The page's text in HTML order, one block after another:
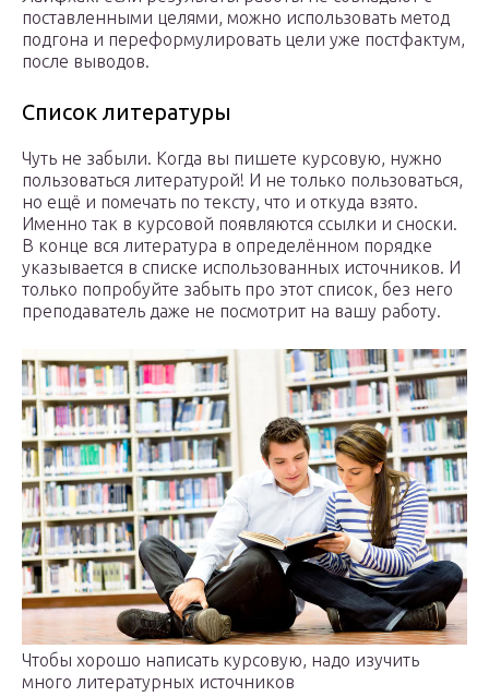
поставленными целями, можно использовать метод
подгона и переформулировать цели уже постфактум,
после выводов.
Список литературы
Чуть не забыли. Когда вы пишете курсовую, нужно
пользоваться литературой! И не только пользоваться,
но ещё и помечать по тексту, что и откуда взято.
Именно так в курсовой появляются ссылки и сноски.
В конце вся литература в определённом порядке
указывается в списке использованных источников. И
только попробуйте забыть про этот список, без него
преподаватель даже не посмотрит на вашу работу.
Чтобы хорошо написать курсовую, надо изучить
много литературных источников